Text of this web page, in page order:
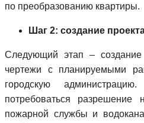
по преобразованию квартиры.
Шаг 2: создание
Следующий этап –
чертежи с планируемыми
городскую
потребоваться
пожарной службы и